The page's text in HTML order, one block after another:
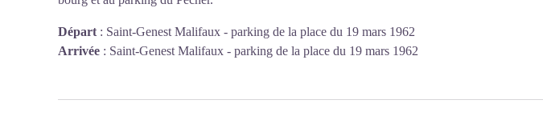
Départ : Saint-Genest Malifaux - parking de la place du 19 mars 1962
Arrivée : Saint-Genest Malifaux - parking de la place du 19 mars 1962